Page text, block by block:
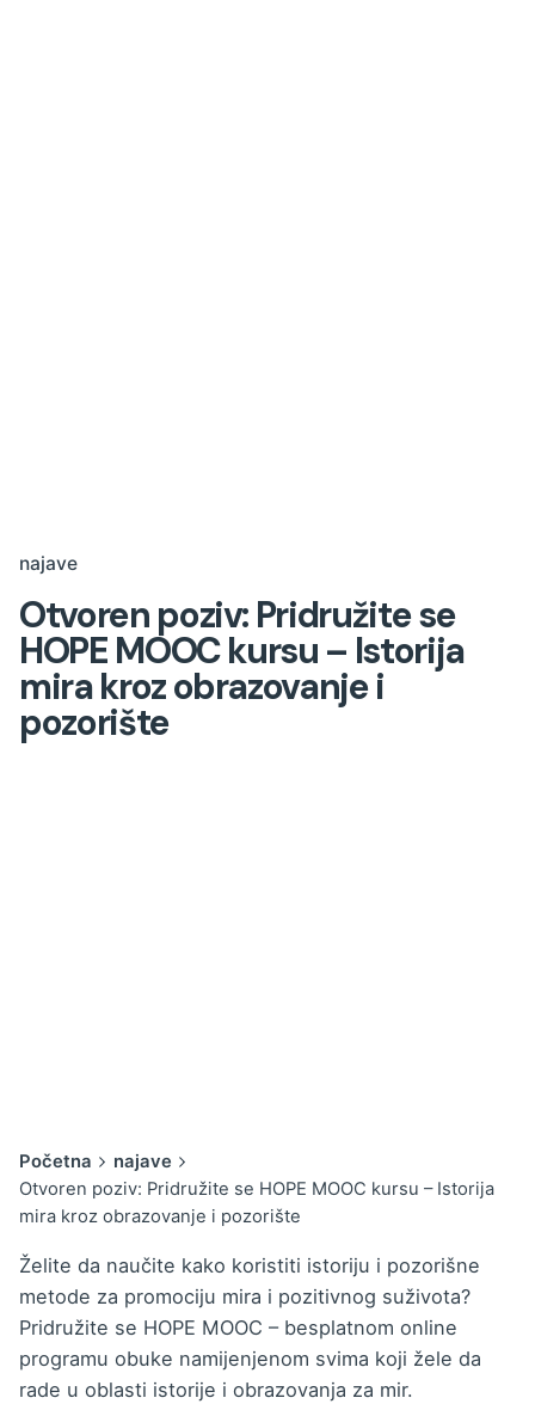
najave
Otvoren poziv: Pridružite se
HOPE MOOC kursu – Istorija
mira kroz obrazovanje i
pozorište
Početna
najave
Otvoren poziv: Pridružite se HOPE MOOC kursu – Istorija
mira kroz obrazovanje i pozorište
Želite da naučite kako koristiti istoriju i pozorišne
metode za promociju mira i pozitivnog suživota?
Pridružite se HOPE MOOC – besplatnom online
programu obuke namijenjenom svima koji žele da
rade u oblasti istorije i obrazovanja za mir.